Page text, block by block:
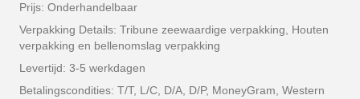
Prijs: Onderhandelbaar
Verpakking Details: Tribune zeewaardige verpakking, Houten
verpakking en bellenomslag verpakking
Levertijd: 3-5 werkdagen
Betalingscondities: T/T, L/C, D/A, D/P, MoneyGram, Western